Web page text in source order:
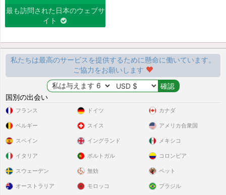
最も訪問された日本のウェブサ
イト
私たちは最高のサービスを提供するために懸命に働いています。
ご協力をお願いします
国別の出会い
フランス
ベルギー
スペイン
イタリア
スウェーデン
ドイツ
スイス
イングランド
ポルトガル
無効
カナダ
アメリカ合衆国
メキシコ
コロンビア
ペット
オーストラリア モロッコ ブラジル